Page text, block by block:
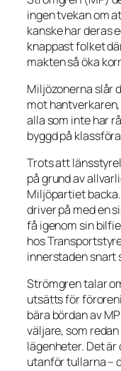
ingen tvekan om
kanske har deras
knappast folket
makten så öka
Miljözonerna slår
mot
alla som inte har
byggd på
Trots att
på grund av
Miljöpartiet
driver på med en
få igenom sin
hos
innerstaden snart
Strömgren talar
utsätts för
bära bördan av
väljare, som
lägenheter. Det är
utanför tullarna –